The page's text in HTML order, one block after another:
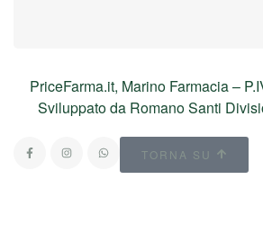
PriceFarma.it, Marino Farmacia –
Sviluppato da Romano Santi
TORNA SU